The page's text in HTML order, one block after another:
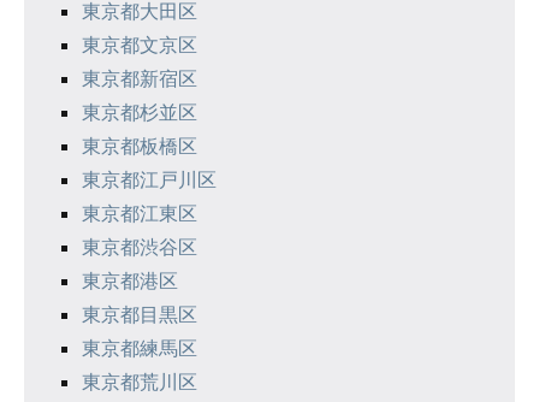
東京都大田区
東京都文京区
東京都新宿区
東京都杉並区
東京都板橋区
東京都江戸川区
東京都江東区
東京都渋谷区
東京都港区
東京都目黒区
東京都練馬区
東京都荒川区